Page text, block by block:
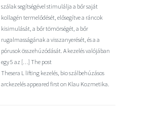
szálak segítségével stimulálja a bőr saját
kollagén termelődését, elősegítve a ráncok
kisimulását, a bőr tömörségét, a bőr
rugalmasságának a visszanyerését, és a a
pórusok összehúzódását. A kezelés valójában
egy 5 az […] The post
Thesera L lifting kezelés, bio szálbehúzásos
arckezelés appeared first on Klau Kozmetika.